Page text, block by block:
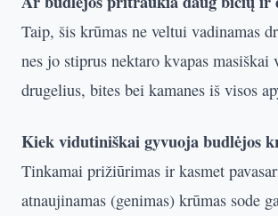
Taip, šis krūmas ne veltui vadinamas
nes jo stiprus nektaro kvapas
drugelius, bites bei kamanes iš visos
Kiek vidutiniškai gyvuoja budlėjos
Tinkamai prižiūrimas ir kasmet
atnaujinamas (genimas) krūmas sode